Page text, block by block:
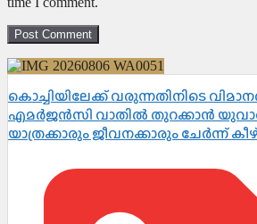
കൊച്ചിയിലേക്ക് വരുന്നതിനിടെ
എമർജൻസി വാതിൽ തുറക്കാൻ
യാത്രക്കാരും ജീവനക്കാരും ചേർന്ന്